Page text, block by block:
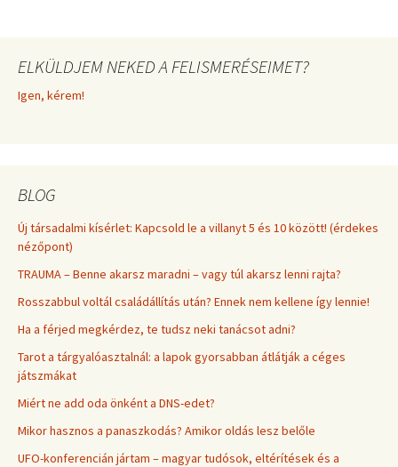
ELKÜLDJEM NEKED A FELISMERÉSEIMET?
Igen, kérem!
BLOG
Új társadalmi kísérlet: Kapcsold le a villanyt 5 és 10 között! (érdekes
nézőpont)
TRAUMA – Benne akarsz maradni – vagy túl akarsz lenni rajta?
Rosszabbul voltál családállítás után? Ennek nem kellene így lennie!
Ha a férjed megkérdez, te tudsz neki tanácsot adni?
Tarot a tárgyalóasztalnál: a lapok gyorsabban átlátják a céges
játszmákat
Miért ne add oda önként a DNS-edet?
Mikor hasznos a panaszkodás? Amikor oldás lesz belőle
UFO-konferencián jártam – magyar tudósok, eltérítések és a